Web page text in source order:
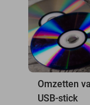
Omzetten
USB-stick